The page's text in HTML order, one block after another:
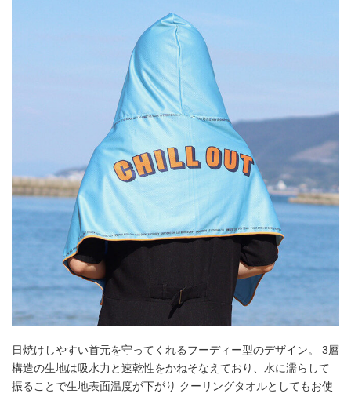
日焼けしやすい首元を守ってくれるフーディー型のデザイン。 3層
構造の生地は吸水力と速乾性をかねそなえており、水に濡らして
振ることで生地表面温度が下がり クーリングタオルとしてもお使